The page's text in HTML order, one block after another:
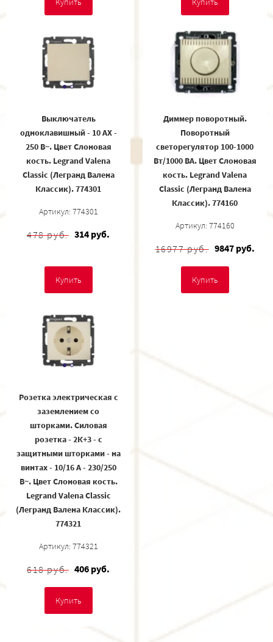
Выключатель
одноклавишный - 10 AX -
250 В~. Цвет Слоновая
кость. Legrand Valena
Classic (Легранд Валена
Классик). 774301
Артикул: 774301
478 руб. 314 руб.
Купить
Диммер поворотный.
Поворотный
светорегулятор 100-1000
Вт/1000 ВА. Цвет Слоновая
кость. Legrand Valena
Classic (Легранд Валена
Классик). 774160
Артикул: 774160
16977 руб. 9847 руб.
Купить
Розетка электрическая с
заземлением со
шторками. Силовая
розетка - 2К+3 - с
защитными шторками - на
винтах - 10/16 А - 230/250
В~. Цвет Слоновая кость.
Legrand Valena Classic
(Легранд Валена Классик).
774321
Артикул: 774321
618 руб. 406 руб.
Купить